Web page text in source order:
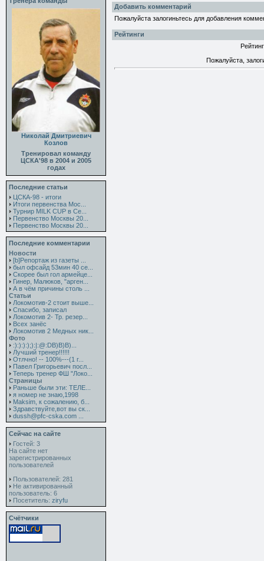
Николай Дмитриевич
Козлов
Тренировал команду
ЦСКА'98 в 2004 и 2005
годах
Последние статьи
ЦСКА-98 - итоги
Итоги первенства Мос...
Турнир MILK CUP в Се...
Первенство Москвы 20...
Первенство Москвы 20...
Последние комментарии
Новости
[b]Репортаж из газеты ...
был офсайд 53мин 40 се...
Скорее был гол армейце...
Гинер, Малюков, "арген...
А в чём причины столь ...
Статьи
Локомотив-2 стоит выше...
Спасибо, записал
Локомотив 2- Тр. резер...
Всех занёс
Локомотив 2 Медных ник...
Фото
:):):):);):|:@:DB)B)B)...
Лучший тренер!!!!!!
Отлчно! -- 100%---(1 г...
Павел Григорьевич посл...
Теперь тренер ФШ "Локо...
Страницы
Раньше были эти: ТЕЛЕ...
я номер не знаю,1998
Maksim, к сожалению, б...
Здравствуйте,вот вы ск...
dussh@pfc-cska.com ...
Сейчас на сайте
Гостей: 3
На сайте нет
зарегистрированных
пользователей
Пользователей: 281
Не активированный
пользователь: 6
Посетитель: ziryfu
Счётчики
Добавить комментарий
Пожалуйста залогиньтесь для добавления
Рейтинги
Пожалуйста,